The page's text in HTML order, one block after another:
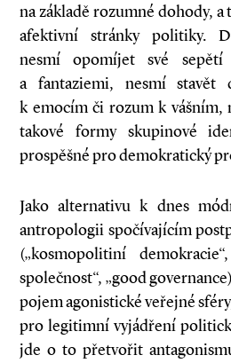
na základě rozumné dohody,
afektivní stránky politiky.
nesmí opomíjet své
a fantaziemi, nesmí stavět
k emocím či rozum k vášním,
takové formy skupinové
prospěšné pro demokratický
Jako alternativu k dnes
antropologii spočívajícím
(„kosmopolitiní
společnost“, „good
pojem agonistické veřejné
pro legitimní vyjádření
jde o to přetvořit